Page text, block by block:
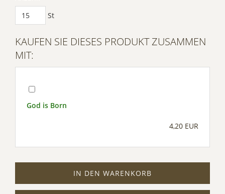
St
KAUFEN SIE DIESES PRODUKT ZUSAMMEN
MIT:
God is Born
4,20 EUR
IN DEN WARENKORB